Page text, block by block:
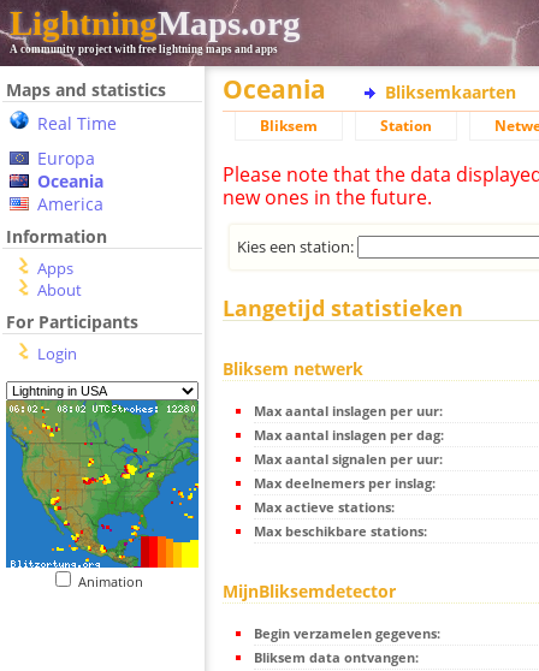
LightningMaps.org
A community project with free lightning maps and apps
Maps and statistics
Real Time
Europa
Oceania
America
Information
Apps
About
For Participants
Login
Animation
Oceania Bliksemkaarten
Bliksem Station
Please note that the data
new ones in the future.
Kies een station:
Langetijd statistieken
Bliksem netwerk
Max aantal inslagen per uur:
Max aantal inslagen per dag:
Max aantal signalen per uur:
Max deelnemers per inslag:
Max actieve stations:
Max beschikbare stations:
MijnBliksemdetector
Begin verzamelen gegevens:
Bliksem data ontvangen: